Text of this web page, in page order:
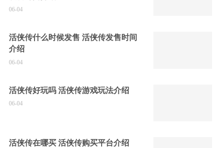
06-04
活侠传什么时候发售 活侠传发售时间
介绍
06-04
活侠传好玩吗 活侠传游戏玩法介绍
06-04
活侠传在哪买 活侠传购买平台介绍